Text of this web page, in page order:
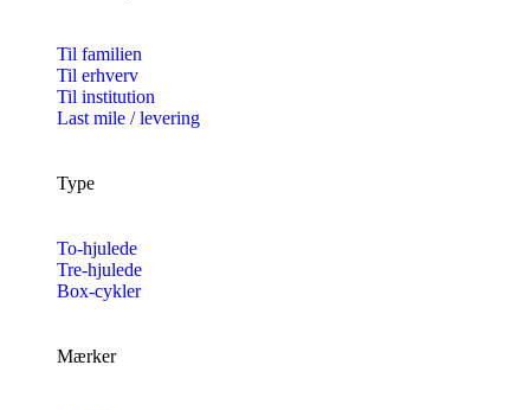
Til familien
Til erhverv
Til institution
Last mile / levering
Type
To-hjulede
Tre-hjulede
Box-cykler
Mærker